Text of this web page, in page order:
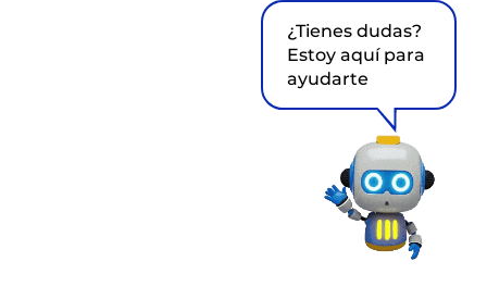
¿Tienes dudas?
Estoy aquí para
ayudarte